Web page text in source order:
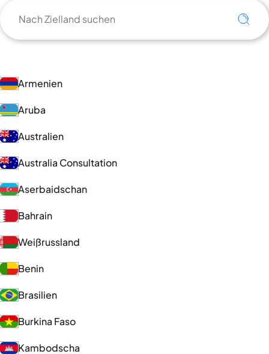
Armenien
Aruba
Australien
Australia Consultation
Aserbaidschan
Bahrain
Weißrussland
Benin
Brasilien
Burkina Faso
Kambodscha